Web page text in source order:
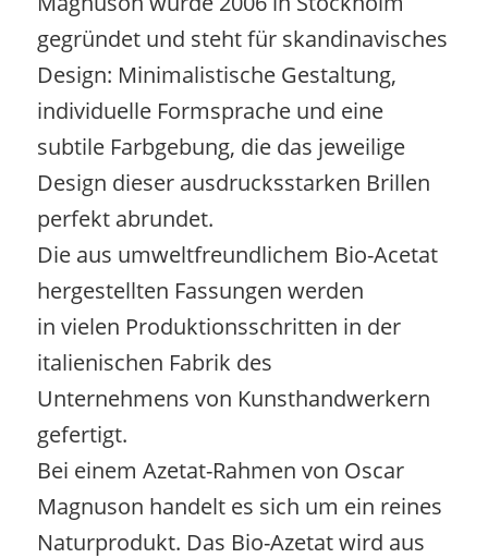
gegründet und steht für skandinavisches
Design: Minimalistische Gestaltung,
individuelle Formsprache und eine
subtile Farbgebung, die das jeweilige
Design dieser ausdrucksstarken Brillen
perfekt abrundet.
Die aus umweltfreundlichem Bio-Acetat
hergestellten Fassungen werden
in vielen Produktionsschritten in der
italienischen Fabrik des
Unternehmens von Kunsthandwerkern
gefertigt.
Bei einem Azetat-Rahmen von Oscar
Magnuson handelt es sich um ein reines
Naturprodukt. Das Bio-Azetat wird aus